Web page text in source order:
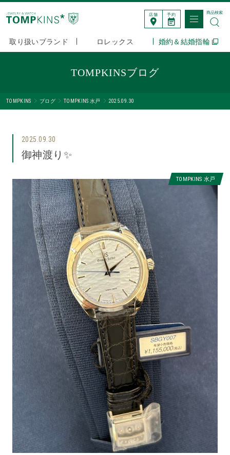
店舗 予約
取り扱いブランド ロレックス 婚約＆結婚指輪
商品検索
TOMPKINSブログ
TOMPKINS ブログ TOMPKINS 水戸 2025.09.30
2025.09.30
御神渡り✨
TOMPKINS 水戸